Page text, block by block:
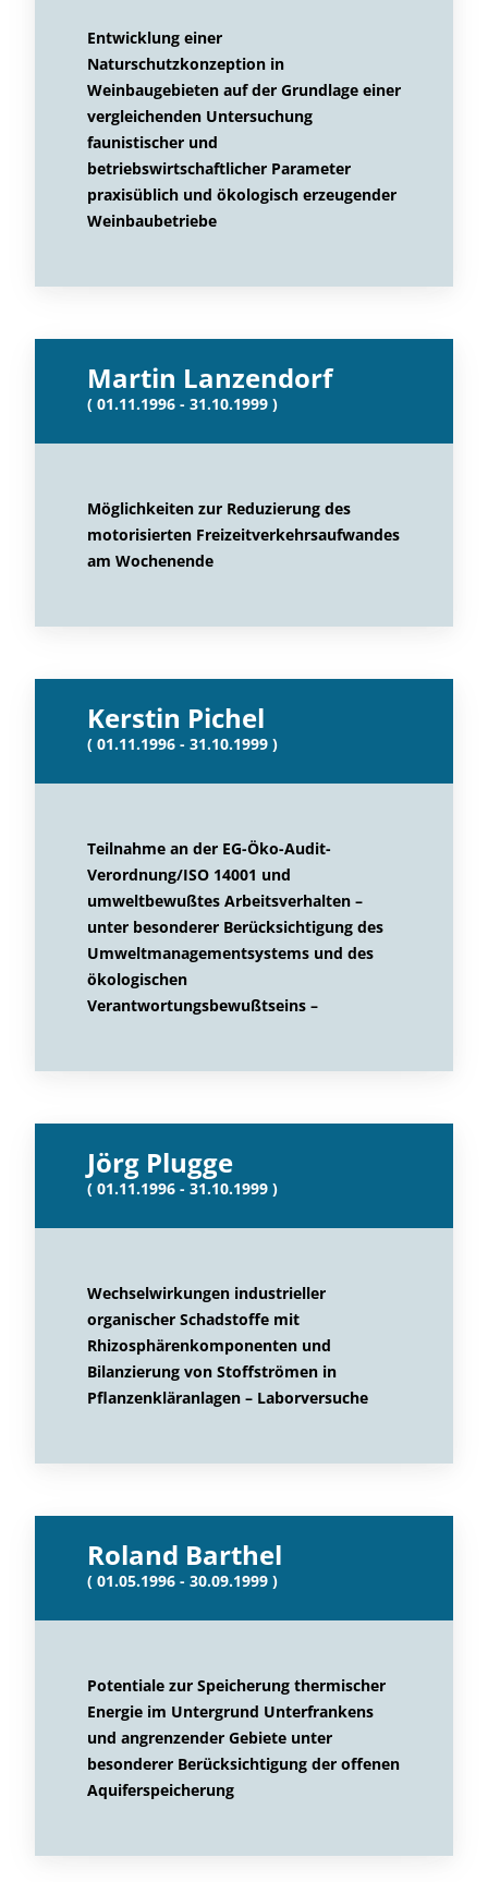
Entwicklung einer
Naturschutzkonzeption in
Weinbaugebieten auf der Grundlage einer
vergleichenden Untersuchung
faunistischer und
betriebswirtschaftlicher Parameter
praxisüblich und ökologisch erzeugender
Weinbaubetriebe
Martin Lanzendorf
( 01.11.1996 - 31.10.1999 )
Möglichkeiten zur Reduzierung des
motorisierten Freizeitverkehrsaufwandes
am Wochenende
Kerstin Pichel
( 01.11.1996 - 31.10.1999 )
Teilnahme an der EG-Öko-Audit-
Verordnung/ISO 14001 und
umweltbewußtes Arbeitsverhalten –
unter besonderer Berücksichtigung des
Umweltmanagementsystems und des
ökologischen
Verantwortungsbewußtseins –
Jörg Plugge
( 01.11.1996 - 31.10.1999 )
Wechselwirkungen industrieller
organischer Schadstoffe mit
Rhizosphärenkomponenten und
Bilanzierung von Stoffströmen in
Pflanzenkläranlagen – Laborversuche
Roland Barthel
( 01.05.1996 - 30.09.1999 )
Potentiale zur Speicherung thermischer
Energie im Untergrund Unterfrankens
und angrenzender Gebiete unter
besonderer Berücksichtigung der offenen
Aquiferspeicherung